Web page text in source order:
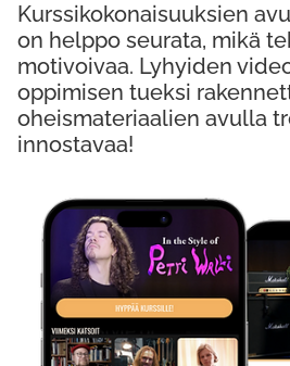
Kokeile
Kurssikokonaisuuksien
on helppo seurata, mikä
motivoivaa. Lyhyiden
oppimisen tueksi
oheismateriaalien avulla
innostavaa!